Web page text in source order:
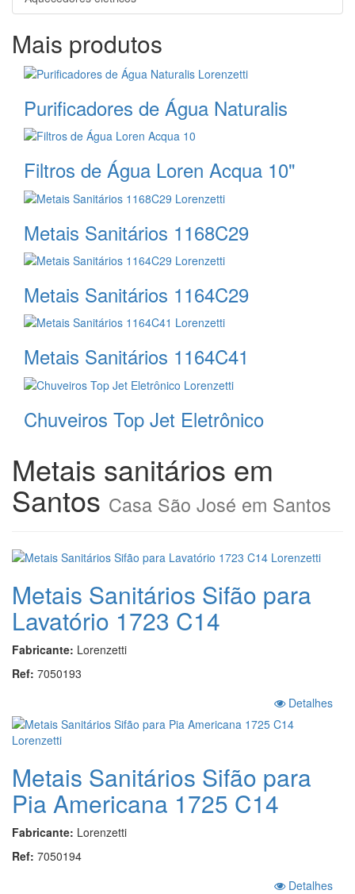
Mais produtos
Purificadores de Água Naturalis
Filtros de Água Loren Acqua 10"
Metais Sanitários 1168C29
Metais Sanitários 1164C29
Metais Sanitários 1164C41
Chuveiros Top Jet Eletrônico
Metais sanitários em
Santos Casa São José em Santos
Metais Sanitários Sifão para
Lavatório 1723 C14
Fabricante: Lorenzetti
Ref: 7050193
Detalhes
Metais Sanitários Sifão para
Pia Americana 1725 C14
Fabricante: Lorenzetti
Ref: 7050194
Detalhes